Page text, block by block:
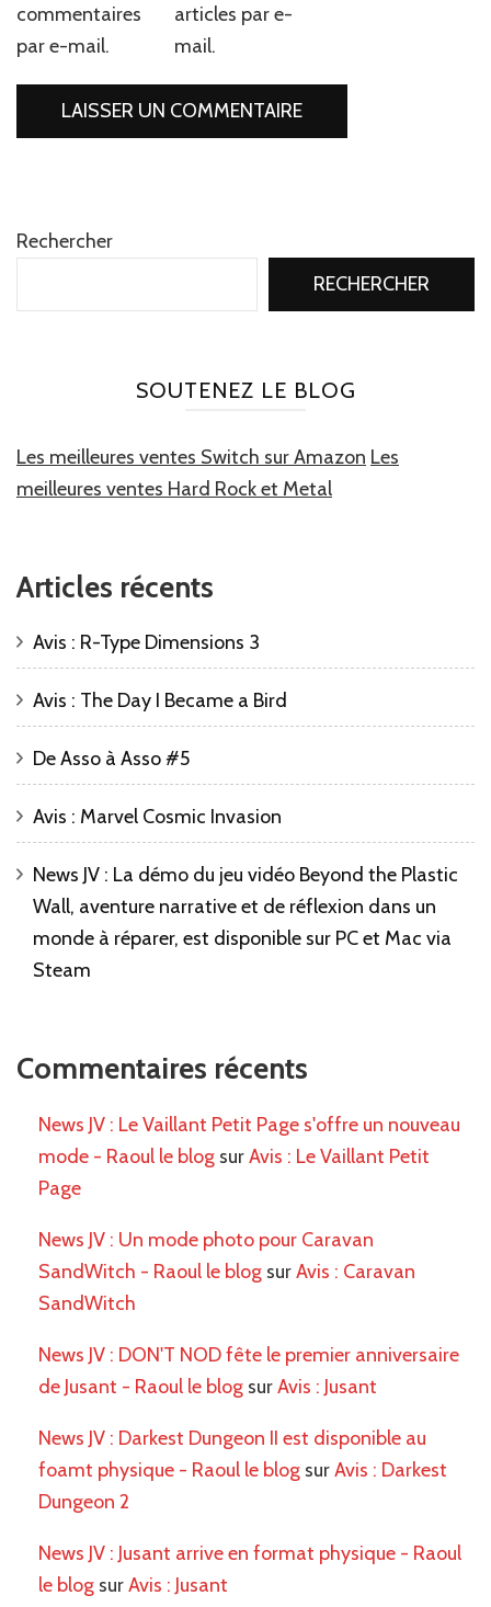
commentaires
par e-mail.
articles par e-
mail.
Rechercher
RECHERCHER
SOUTENEZ LE BLOG
Les meilleures ventes Switch sur Amazon Les
meilleures ventes Hard Rock et Metal
Articles récents
Avis : R-Type Dimensions 3
Avis : The Day I Became a Bird
De Asso à Asso #5
Avis : Marvel Cosmic Invasion
News JV : La démo du jeu vidéo Beyond the Plastic
Wall, aventure narrative et de réflexion dans un
monde à réparer, est disponible sur PC et Mac via
Steam
Commentaires récents
News JV : Le Vaillant Petit Page s'offre un nouveau
mode - Raoul le blog surAvis : Le Vaillant Petit
Page
News JV : Un mode photo pour Caravan
SandWitch - Raoul le blog surAvis : Caravan
SandWitch
News JV : DON'T NOD fête le premier anniversaire
de Jusant - Raoul le blog surAvis : Jusant
News JV : Darkest Dungeon II est disponible au
foamt physique - Raoul le blog surAvis : Darkest
Dungeon 2
News JV : Jusant arrive en format physique - Raoul
le blog surAvis : Jusant